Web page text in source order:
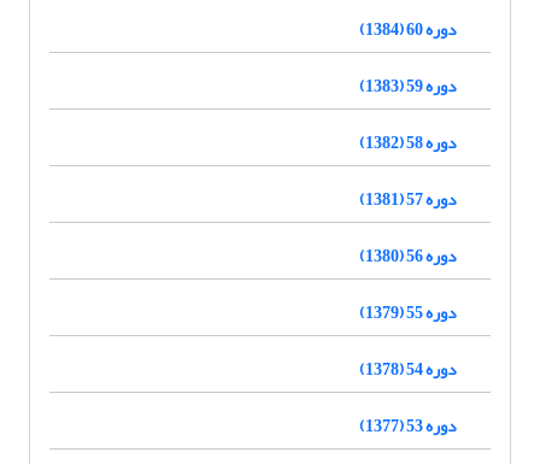
دوره 60 (1384)
دوره 59 (1383)
دوره 58 (1382)
دوره 57 (1381)
دوره 56 (1380)
دوره 55 (1379)
دوره 54 (1378)
دوره 53 (1377)